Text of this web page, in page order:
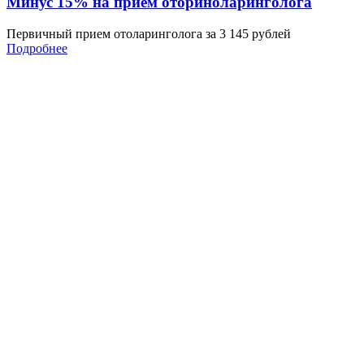
Первичный прием отоларинголога за 3 145 рублей
Подробнее